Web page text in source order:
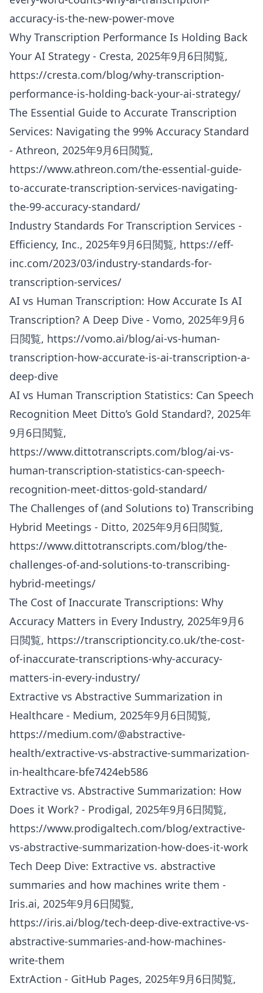
accuracy-is-the-new-power-move
Why Transcription Performance Is Holding Back
Your AI Strategy - Cresta, 2025年9月6日閲覧,
https://cresta.com/blog/why-transcription-
performance-is-holding-back-your-ai-strategy/
The Essential Guide to Accurate Transcription
Services: Navigating the 99% Accuracy Standard
- Athreon, 2025年9月6日閲覧,
https://www.athreon.com/the-essential-guide-
to-accurate-transcription-services-navigating-
the-99-accuracy-standard/
Industry Standards For Transcription Services -
Efficiency, Inc., 2025年9月6日閲覧, https://eff-
inc.com/2023/03/industry-standards-for-
transcription-services/
AI vs Human Transcription: How Accurate Is AI
Transcription? A Deep Dive - Vomo, 2025年9月6
日閲覧, https://vomo.ai/blog/ai-vs-human-
transcription-how-accurate-is-ai-transcription-a-
deep-dive
AI vs Human Transcription Statistics: Can Speech
Recognition Meet Ditto’s Gold Standard?, 2025年
9月6日閲覧,
https://www.dittotranscripts.com/blog/ai-vs-
human-transcription-statistics-can-speech-
recognition-meet-dittos-gold-standard/
The Challenges of (and Solutions to) Transcribing
Hybrid Meetings - Ditto, 2025年9月6日閲覧,
https://www.dittotranscripts.com/blog/the-
challenges-of-and-solutions-to-transcribing-
hybrid-meetings/
The Cost of Inaccurate Transcriptions: Why
Accuracy Matters in Every Industry, 2025年9月6
日閲覧, https://transcriptioncity.co.uk/the-cost-
of-inaccurate-transcriptions-why-accuracy-
matters-in-every-industry/
Extractive vs Abstractive Summarization in
Healthcare - Medium, 2025年9月6日閲覧,
https://medium.com/@abstractive-
health/extractive-vs-abstractive-summarization-
in-healthcare-bfe7424eb586
Extractive vs. Abstractive Summarization: How
Does it Work? - Prodigal, 2025年9月6日閲覧,
https://www.prodigaltech.com/blog/extractive-
vs-abstractive-summarization-how-does-it-work
Tech Deep Dive: Extractive vs. abstractive
summaries and how machines write them -
Iris.ai, 2025年9月6日閲覧,
https://iris.ai/blog/tech-deep-dive-extractive-vs-
abstractive-summaries-and-how-machines-
write-them
ExtrAction - GitHub Pages, 2025年9月6日閲覧,